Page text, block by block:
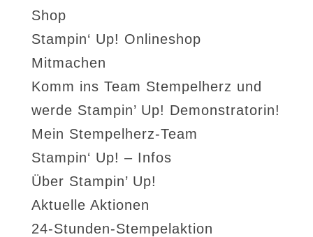
Shop
Stampin‘ Up! Onlineshop
Mitmachen
Komm ins Team Stempelherz und
werde Stampin’ Up! Demonstratorin!
Mein Stempelherz-Team
Stampin‘ Up! – Infos
Über Stampin’ Up!
Aktuelle Aktionen
24-Stunden-Stempelaktion